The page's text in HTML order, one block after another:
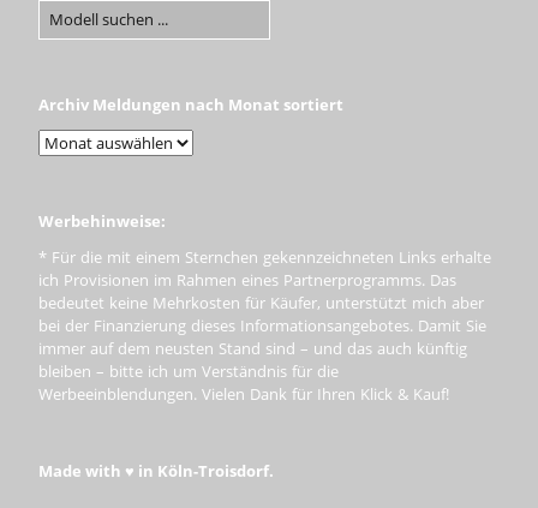
Archiv Meldungen nach Monat sortiert
Werbehinweise:
* Für die mit einem Sternchen gekennzeichneten Links erhalte
ich Provisionen im Rahmen eines Partnerprogramms. Das
bedeutet keine Mehrkosten für Käufer, unterstützt mich aber
bei der Finanzierung dieses Informationsangebotes. Damit Sie
immer auf dem neusten Stand sind – und das auch künftig
bleiben – bitte ich um Verständnis für die
Werbeeinblendungen. Vielen Dank für Ihren Klick & Kauf!
Made with ♥ in Köln-Troisdorf.